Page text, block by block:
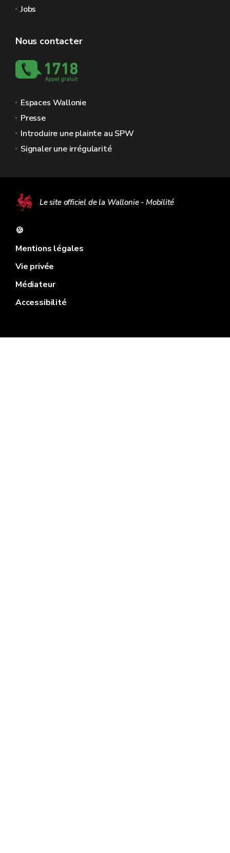
Jobs
Nous contacter
Espaces Wallonie
Presse
Introduire une plainte au SPW
Signaler une irrégularité
Le site officiel de la Wallonie - Mobilité
🍪
Mentions légales
Vie privée
Médiateur
Accessibilité